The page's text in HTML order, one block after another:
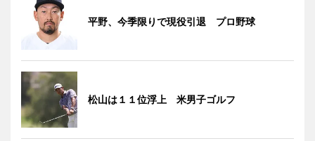
平野、今季限りで現役引退 プロ野球
松山は１１位浮上 米男子ゴルフ